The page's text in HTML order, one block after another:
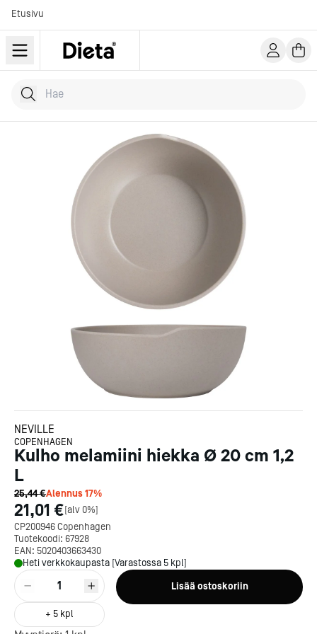
Etusivu
Hae tuotteita
Kirjoita hakusana...
NEVILLE
COPENHAGEN
Kulho melamiini hiekka Ø 20 cm 1,2
L
25,44 €Alennus17%
21,01 €[alv 0%]
CP200946 Copenhagen
Tuotekoodi: 67928
EAN: 5020403663430
Heti verkkokaupasta [Varastossa 5 kpl]
1
+ 5 kpl
Lisää ostoskoriin
Kotipizza on vuonna 1987